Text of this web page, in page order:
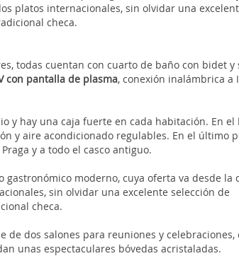
platos internacionales, sin olvidar una
checa.
todas cuentan con cuarto de baño con bidet y
con pantalla de plasma, conexión inalámbrica a
y hay una caja fuerte en cada habitación. En el
y aire acondicionado regulables. En el último
y a todo el casco antiguo.
gastronómico moderno, cuya oferta va desde la
sin olvidar una excelente selección de
checa.
de dos salones para reuniones y celebraciones,
unas espectaculares bóvedas acristaladas.